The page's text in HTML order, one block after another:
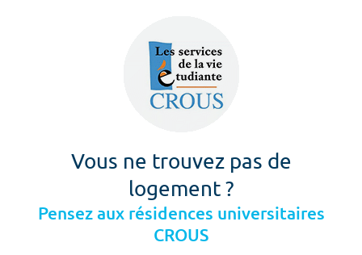
Vous ne trouvez pas de
logement ?
Pensez aux résidences universitaires
CROUS